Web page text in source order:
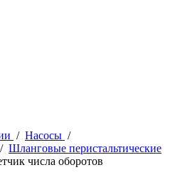
/ Насосы /
/ Шланговые перистальтические
числа оборотов